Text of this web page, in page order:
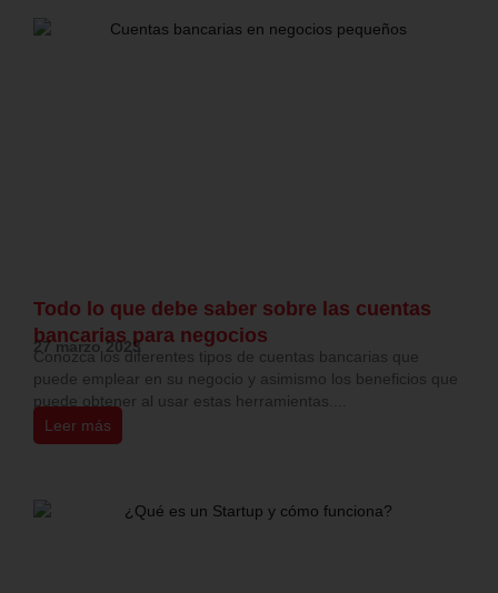
Todo lo que debe saber sobre las cuentas
bancarias para negocios
27 marzo 2023
Conozca los diferentes tipos de cuentas bancarias que
puede emplear en su negocio y asimismo los beneficios que
puede obtener al usar estas herramientas....
Leer más